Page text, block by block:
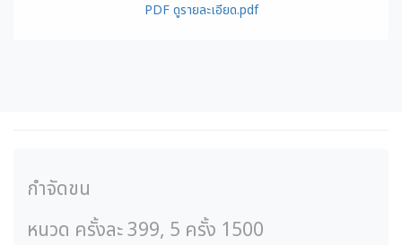
PDF ดูรายละเอียด.pdf
กำจัดขน
หนวด ครั้งละ 399, 5 ครั้ง 1500